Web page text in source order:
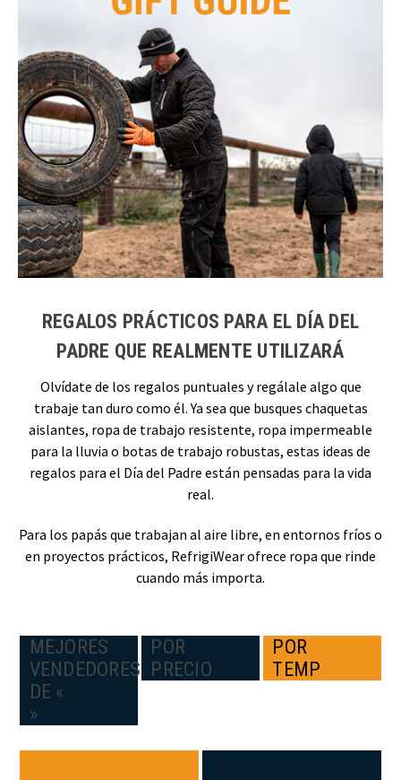
REGALOS PRÁCTICOS PARA EL DÍA DEL
PADRE QUE REALMENTE UTILIZARÁ
Olvídate de los regalos puntuales y regálale algo que
trabaje tan duro como él. Ya sea que busques chaquetas
aislantes, ropa de trabajo resistente, ropa impermeable
para la lluvia o botas de trabajo robustas, estas ideas de
regalos para el Día del Padre están pensadas para la vida
real.
Para los papás que trabajan al aire libre, en entornos fríos o
en proyectos prácticos, RefrigiWear ofrece ropa que rinde
cuando más importa.
MEJORES
VENDEDORES
DE «
»
POR
PRECIO
POR
TEMP